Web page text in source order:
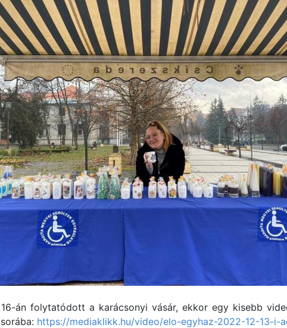
16-án folytatódott a karácsonyi vásár, ekkor egy kisebb
https://mediaklikk.hu/video/elo-egyhaz-2022-12-13-i-